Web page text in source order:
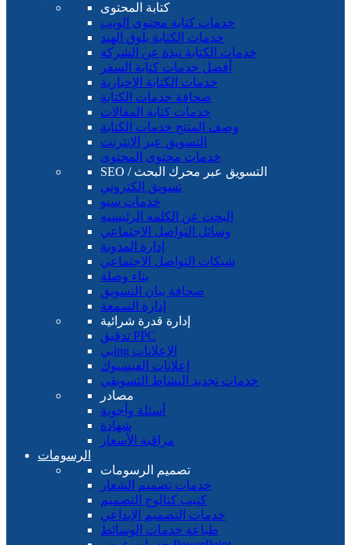
كتابة المحتوى
خدمات كتابة محتوى الويب
خدمات الكتابة بلوق الهند
خدمات الكتابة نبذة عن الشركة
أفضل خدمات كتابة السفر
خدمات الكتابة الإخبارية
صحافة خدمات الكتابة
خدمات كتابة المقالات
وصف المنتج خدمات الكتابة
التسويق عبر الإنترنت
خدمات محتوى المحتوى
SEO / التسويق عبر محرك البحث
تسويق الكتروني
خدمات سيو
البحث عن الكلمه الرئيسيه
وسائل التواصل الاجتماعي
إدارة المدونة
شبكات التواصل الاجتماعي
بناء وصلة
صحافة بيان التسويق
إدارة السمعة
إدارة قدرة شرائية
تدقيق PPC
بيing الإعلانات
إعلانات الفيسبوك
خدمات تجديد النشاط التسويقي
مصادر
أسئلة وأجوبة
شهادة
مراقبة الأسعار
الرسومات
تصميم الرسومات
خدمات تصميم الشعار
كتيب كتالوج التصميم
خدمات التصميم الإبداعي
طباعة خدمات الوسائط